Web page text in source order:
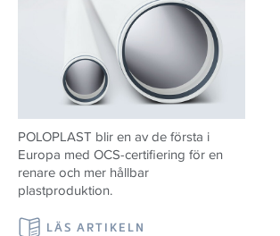
POLOPLAST blir en av de första i
Europa med OCS-certifiering för en
renare och mer hållbar
plastproduktion.
LÄS ARTIKELN